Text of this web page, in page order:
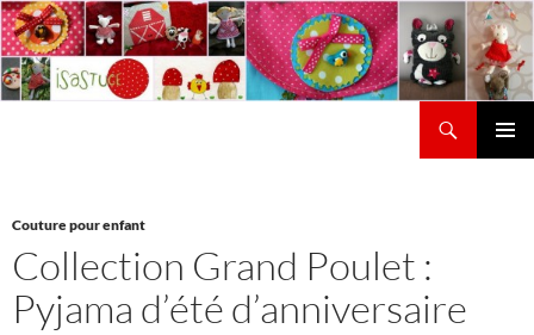
Aller
au
contenu
Couture pour enfant
Collection Grand Poulet :
Pyjama d’été d’anniversaire